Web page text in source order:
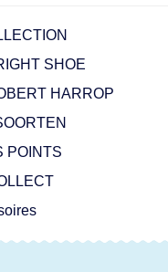
SHOE
HARROP
POINTS